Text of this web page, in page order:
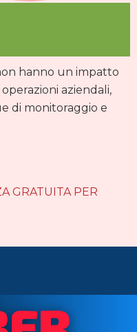
hanno un impatto
aziendali,
di monitoraggio e
GRATUITA PER